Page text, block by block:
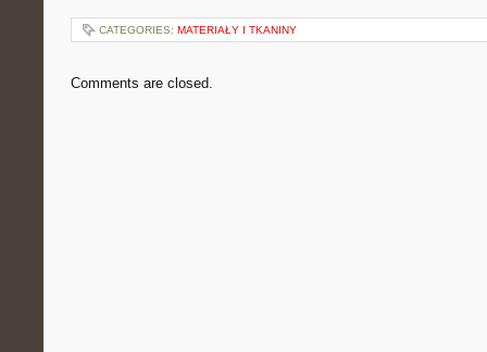
CATEGORIES: MATERIAŁY I TKANINY
Comments are closed.